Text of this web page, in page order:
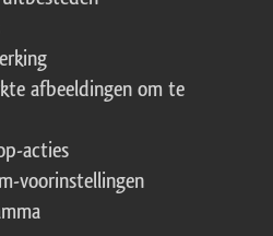
afbeeldingen om te
acties
voorinstellingen